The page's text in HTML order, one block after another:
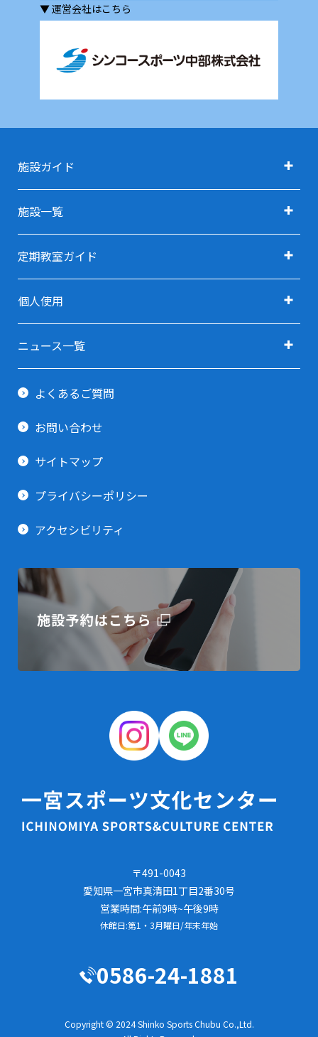
▼ 運営会社はこちら
施設ガイド
施設ガイド TOP
アクセス
指定管理者
ご予約ガイド
利用当日ガイド
施設一覧
施設一覧 TOP
利用用途で探す TOP
利用用途で探す(イベント・展示会)
定期教室ガイド
定期教室ガイド TOP
個人使用
卓球(個人使用)
柔道場(個人使用)
トレーニング室
ニュース一覧
すべてのニュース
よくあるご質問
お問い合わせ
サイトマップ
プライバシーポリシー
アクセシビリティ
〒491-0043
愛知県一宮市真清田1丁目2番30号
営業時間:午前9時~午後9時
休館日:第1・3月曜日/年末年始
0586-24-1881
Copyright © 2024 Shinko Sports Chubu Co.,Ltd.